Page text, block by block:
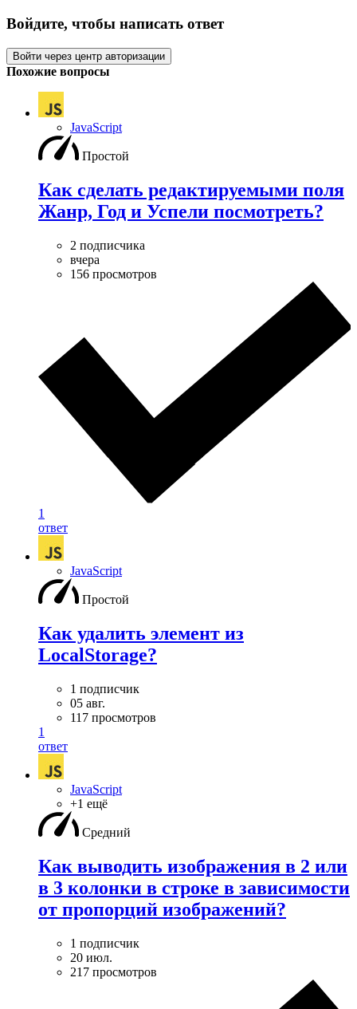
Войдите, чтобы написать ответ
Войти через центр авторизации
Похожие вопросы
JavaScript
Простой
Как сделать редактируемыми поля
Жанр, Год и Успели посмотреть?
2 подписчика
вчера
156 просмотров
1
ответ
JavaScript
Простой
Как удалить элемент из
LocalStorage?
1 подписчик
05 авг.
117 просмотров
1
ответ
JavaScript
+1 ещё
Средний
Как выводить изображения в 2 или
в 3 колонки в строке в зависимости
от пропорций изображений?
1 подписчик
20 июл.
217 просмотров